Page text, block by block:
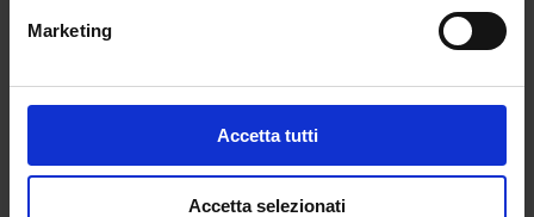
Marketing
Accetta tutti
Accetta selezionati